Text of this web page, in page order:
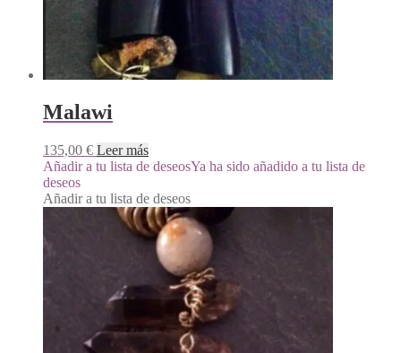
Malawi
135,00 € Leer más
Añadir a tu lista de deseosYa ha sido añadido a tu lista de
deseos
Añadir a tu lista de deseos